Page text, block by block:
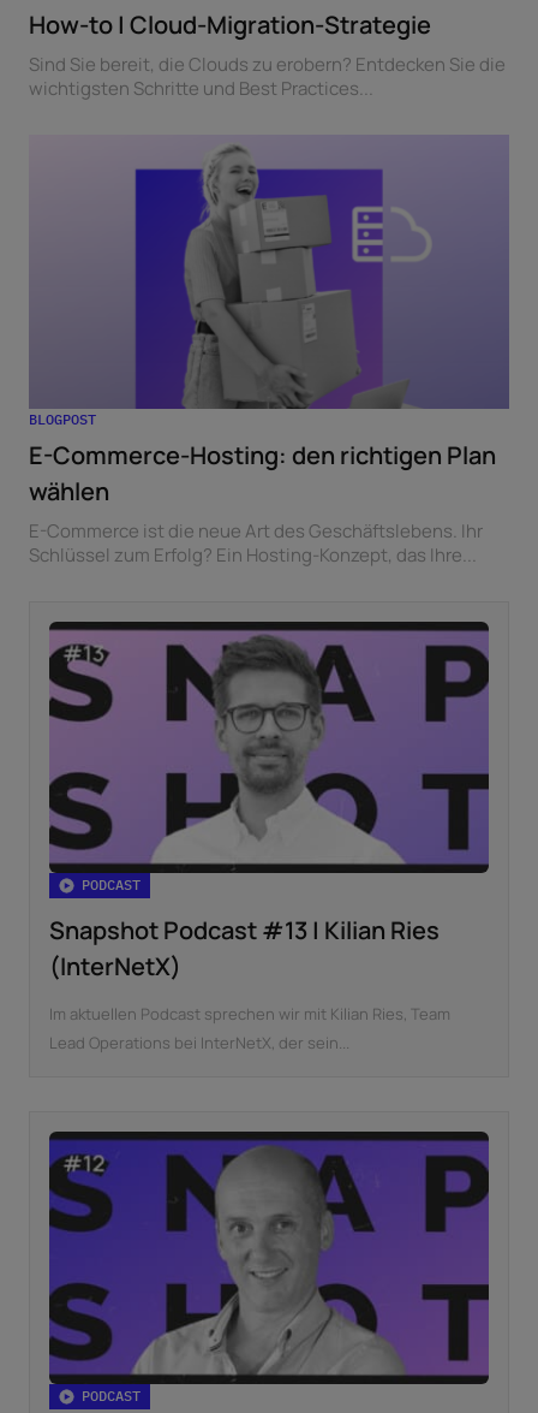
How-to | Cloud-Migration-Strategie
Sind Sie bereit, die Clouds zu erobern? Entdecken Sie die
wichtigsten Schritte und Best Practices...
BLOGPOST
E-Commerce-Hosting: den richtigen Plan
wählen
E-Commerce ist die neue Art des Geschäftslebens. Ihr
Schlüssel zum Erfolg? Ein Hosting-Konzept, das Ihre...
PODCAST
Snapshot Podcast #13 | Kilian Ries
(InterNetX)
Im aktuellen Podcast sprechen wir mit Kilian Ries, Team
Lead Operations bei InterNetX, der sein...
PODCAST